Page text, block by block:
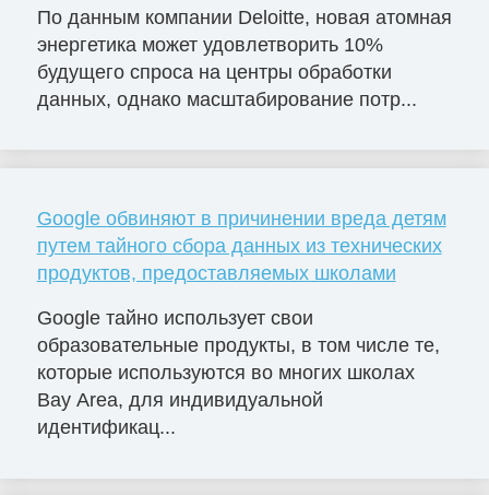
По данным компании Deloitte, новая атомная
энергетика может удовлетворить 10%
будущего спроса на центры обработки
данных, однако масштабирование потр...
Google обвиняют в причинении вреда детям
путем тайного сбора данных из технических
продуктов, предоставляемых школами
Google тайно использует свои
образовательные продукты, в том числе те,
которые используются во многих школах
Bay Area, для индивидуальной
идентификац...